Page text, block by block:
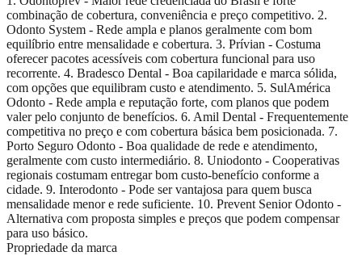
combinação de cobertura, conveniência e preço competitivo. 2.
Odonto System - Rede ampla e planos geralmente com bom
equilíbrio entre mensalidade e cobertura. 3. Prívian - Costuma
oferecer pacotes acessíveis com cobertura funcional para uso
recorrente. 4. Bradesco Dental - Boa capilaridade e marca sólida,
com opções que equilibram custo e atendimento. 5. SulAmérica
Odonto - Rede ampla e reputação forte, com planos que podem
valer pelo conjunto de benefícios. 6. Amil Dental - Frequentemente
competitiva no preço e com cobertura básica bem posicionada. 7.
Porto Seguro Odonto - Boa qualidade de rede e atendimento,
geralmente com custo intermediário. 8. Uniodonto - Cooperativas
regionais costumam entregar bom custo-benefício conforme a
cidade. 9. Interodonto - Pode ser vantajosa para quem busca
mensalidade menor e rede suficiente. 10. Prevent Senior Odonto -
Alternativa com proposta simples e preços que podem compensar
para uso básico.
Propriedade da marca